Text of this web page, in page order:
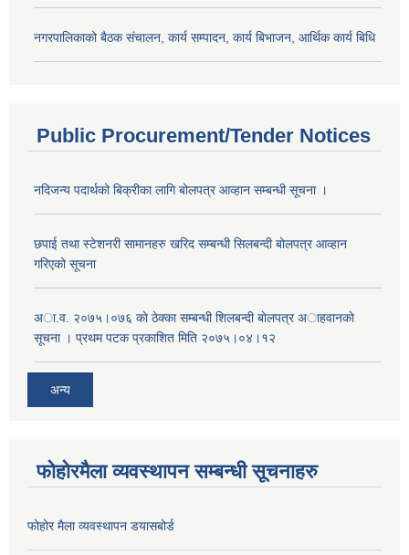
नगरपालिकाको बैठक संचालन, कार्य सम्पादन, कार्य बिभाजन, आर्थिक कार्य बिधि
Public Procurement/Tender Notices
नदिजन्य पदार्थको बिक्रीका लागि बोलपत्र आव्हान सम्बन्धी सूचना ।
छपाई तथा स्टेशनरी सामानहरु खरिद सम्बन्धी सिलबन्दी बोलपत्र आव्हान
गरिएको सूचना
अा.व. २०७५।०७६ काे ठेक्का सम्बन्धी शिलबन्दी बाेलपत्र अाहवानकाे
सूचना । प्रथम पटक प्रकाशित मिति २०७५।०४।१२
अन्य
फोहोरमैला व्यवस्थापन सम्बन्धी सूचनाहरु
फोहोर मैला व्यवस्थापन डयासबोर्ड